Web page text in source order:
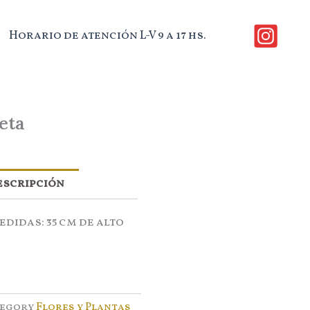
Horario de atención L-V 9 a 17 hs.
35 cm de alto